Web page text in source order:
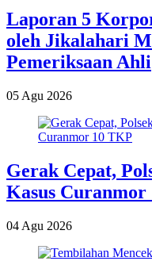
Laporan 5
oleh Jikalahari
Pemeriksaan Ahli
05 Agu 2026
Gerak Cepat,
Kasus Curanmor
04 Agu 2026